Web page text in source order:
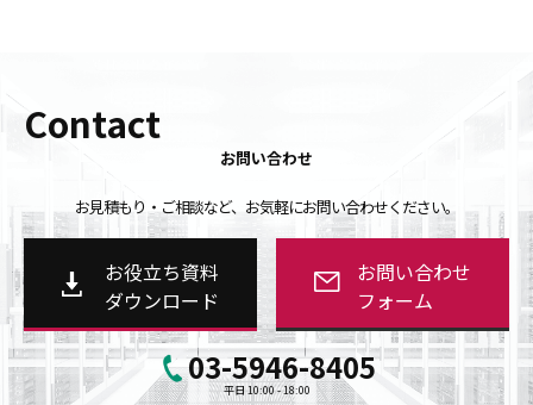
Contact
お問い合わせ
お見積もり・ご相談など、お気軽にお問い合わせください。
お役立ち資料
ダウンロード
お問い合わせ
フォーム
03-5946-8405
平日 10:00 - 18:00